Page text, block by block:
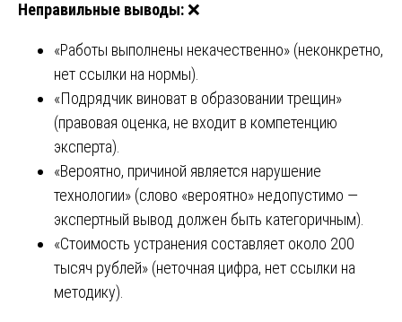
Неправильные выводы:❌
«Работы выполнены некачественно» (неконкретно,
нет ссылки на нормы).
«Подрядчик виноват в образовании трещин»
(правовая оценка, не входит в компетенцию
эксперта).
«Вероятно, причиной является нарушение
технологии» (слово «вероятно» недопустимо —
экспертный вывод должен быть категоричным).
«Стоимость устранения составляет около 200
тысяч рублей» (неточная цифра, нет ссылки на
методику).